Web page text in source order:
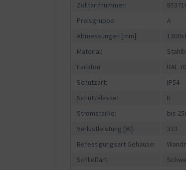
Zolltarifnummer:
Preisgruppe:
A
Abmessungen [mm]:
Material:
Farbton:
RAL
Schutzart:
IP54
Schutzklasse:
II
Stromstärke:
bis
Verlustleistung [W]:
323
Befestigungsart Gehäuse:
Schließart: